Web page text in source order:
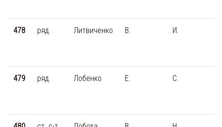
478 ряд. Литвиченко В. И.
479 ряд. Лобенко Е. С.